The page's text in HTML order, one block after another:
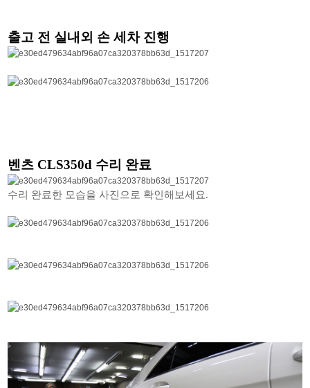
출고 전 실내외 손 세차 진행
벤츠 CLS350d 수리 완료
수리 완료한 모습을 사진으로 확인해보세요.